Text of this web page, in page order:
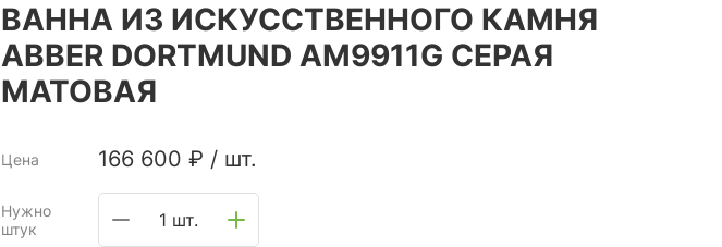
ВАННА ИЗ ИСКУССТВЕННОГО КАМНЯ
ABBER DORTMUND AM9911G СЕРАЯ
МАТОВАЯ
Цена 166 600 ₽ / шт.
Нужно
штук
1 шт.